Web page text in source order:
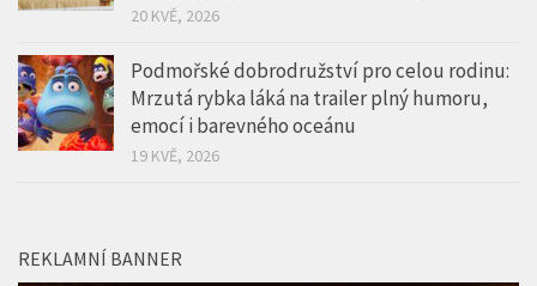
20 KVĚ, 2026
Podmořské dobrodružství pro celou rodinu:
Mrzutá rybka láká na trailer plný humoru,
emocí i barevného oceánu
19 KVĚ, 2026
REKLAMNÍ BANNER